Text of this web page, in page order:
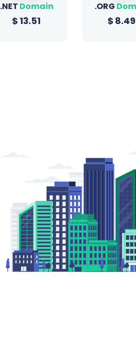
.ORGDomain
$ 8.49
.SITE
$ 0.96